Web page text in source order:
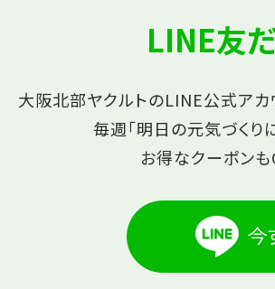
LINE友
大阪北部ヤクルトのLINE公式アカ
毎週「明日の元気づくり
お得なクーポンも